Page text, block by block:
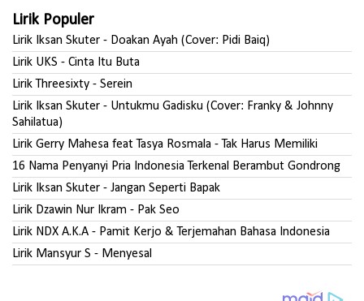
Lirik Populer
Lirik Iksan Skuter - Doakan Ayah (Cover: Pidi Baiq)
Lirik UKS - Cinta Itu Buta
Lirik Threesixty - Serein
Lirik Iksan Skuter - Untukmu Gadisku (Cover: Franky & Johnny
Sahilatua)
Lirik Gerry Mahesa feat Tasya Rosmala - Tak Harus Memiliki
16 Nama Penyanyi Pria Indonesia Terkenal Berambut Gondrong
Lirik Iksan Skuter - Jangan Seperti Bapak
Lirik Dzawin Nur Ikram - Pak Seo
Lirik NDX A.K.A - Pamit Kerjo & Terjemahan Bahasa Indonesia
Lirik Mansyur S - Menyesal